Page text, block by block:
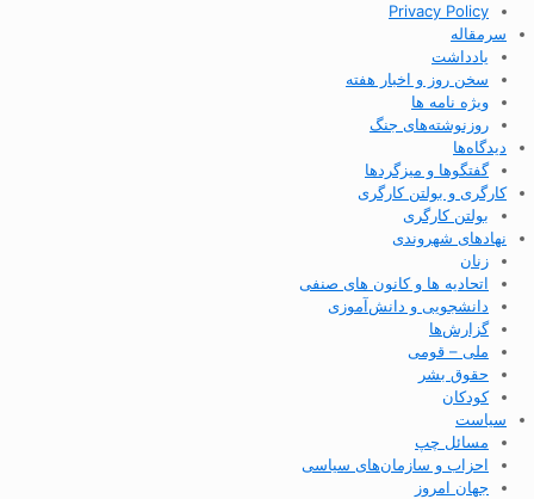
Privacy Policy
سرمقاله
یادداشت
سخن روز و اخبار هفته
ویژه نامه ها
روزنوشته‌های جنگ
دیدگاه‌ها
گفتگوها و میزگردها
کارگری و بولتن کارگری
بولتن کارگری
نهادهای شهروندی
زنان
اتحادیه ها و کانون های صنفی
دانشجویی و دانش‌آموزی
گزارش‌ها
ملی – قومی
حقوق بشر
کودکان
سیاست
مسائل چپ
احزاب و سازمان‌های سیاسی
جهان امروز